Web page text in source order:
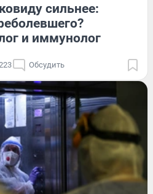
сильнее:
и иммунолог
Обсудить